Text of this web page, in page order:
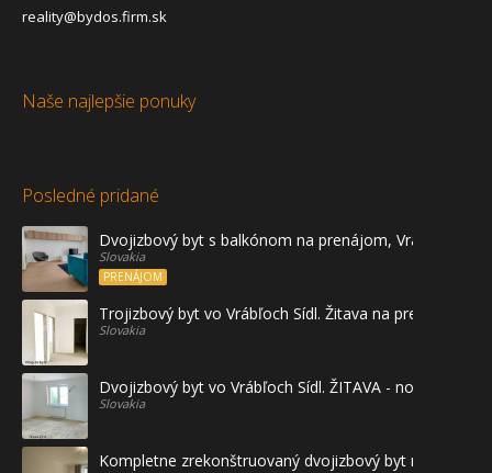
reality@bydos.firm.sk
Naše najlepšie ponuky
Posledné pridané
Dvojizbový byt s balkónom na prenájom, Vráble
Slovakia
PRENÁJOM
Trojizbový byt vo Vrábľoch Sídl. Žitava na predaj - prvé
Slovakia
Dvojizbový byt vo Vrábľoch Sídl. ŽITAVA - novostavba
Slovakia
Kompletne zrekonštruovaný dvojizbový byt na